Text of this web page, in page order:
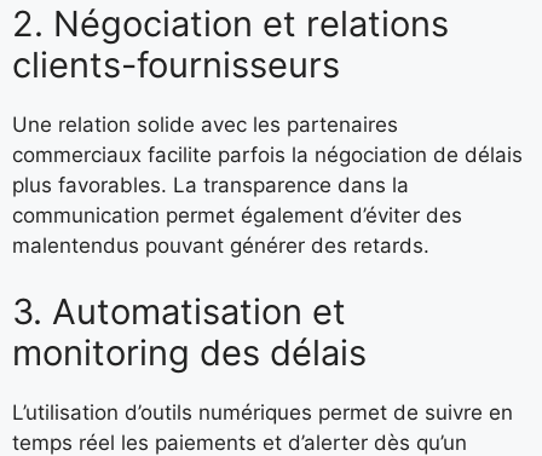
2. Négociation et relations
clients-fournisseurs
Une relation solide avec les partenaires
commerciaux facilite parfois la négociation de délais
plus favorables. La transparence dans la
communication permet également d’éviter des
malentendus pouvant générer des retards.
3. Automatisation et
monitoring des délais
L’utilisation d’outils numériques permet de suivre en
temps réel les paiements et d’alerter dès qu’un